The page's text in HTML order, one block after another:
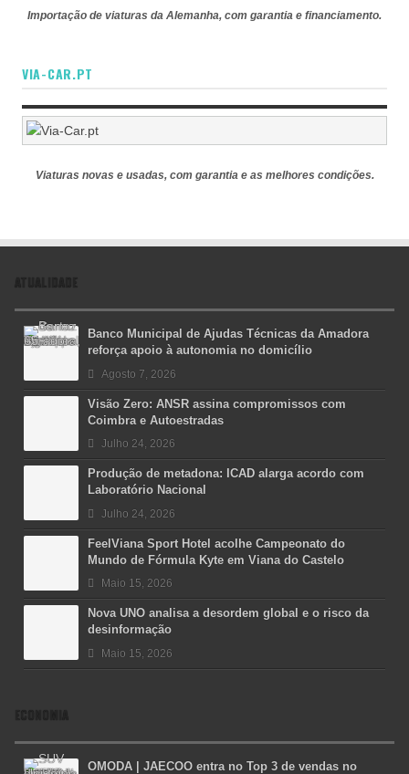
Importação de viaturas da Alemanha, com garantia e financiamento.
VIA-CAR.PT
Viaturas novas e usadas, com garantia e as melhores condições.
ATUALIDADE
Banco Municipal de Ajudas Técnicas da Amadora
reforça apoio à autonomia no domicílio
Agosto 7, 2026
Visão Zero: ANSR assina compromissos com
Coimbra e Autoestradas
Julho 24, 2026
Produção de metadona: ICAD alarga acordo com
Laboratório Nacional
Julho 24, 2026
FeelViana Sport Hotel acolhe Campeonato do
Mundo de Fórmula Kyte em Viana do Castelo
Maio 15, 2026
Nova UNO analisa a desordem global e o risco da
desinformação
Maio 15, 2026
ECONOMIA
OMODA | JAECOO entra no Top 3 de vendas no